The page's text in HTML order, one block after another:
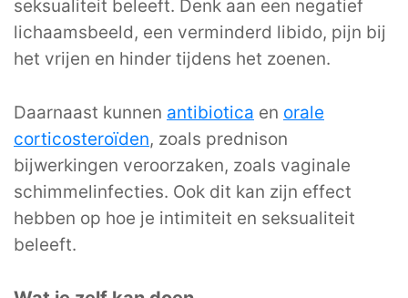
seksualiteit beleeft. Denk aan een negatief
lichaamsbeeld, een verminderd libido, pijn bij
het vrijen en hinder tijdens het zoenen.
Daarnaast kunnen antibiotica en orale
corticosteroïden, zoals prednison
bijwerkingen veroorzaken, zoals vaginale
schimmelinfecties. Ook dit kan zijn effect
hebben op hoe je intimiteit en seksualiteit
beleeft.